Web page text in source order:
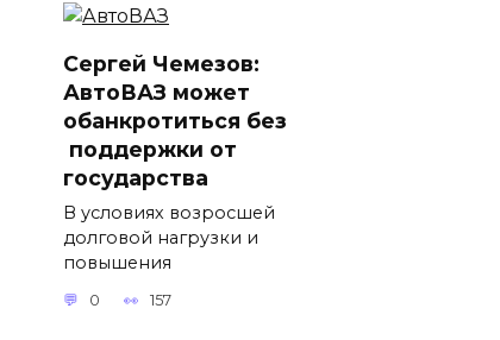
Сергей Чемезов:
АвтоВАЗ может
обанкротиться без
поддержки от
государства
В условиях возросшей
долговой нагрузки и
повышения
0 157